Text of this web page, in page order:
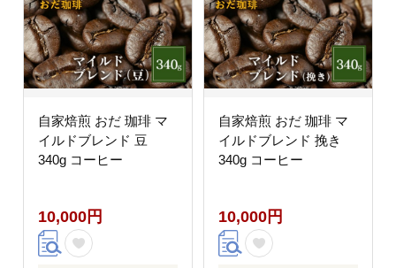
自家焙煎 おだ 珈琲 マ
イルドブレンド 豆
340g コーヒー
10,000円
自家焙煎 おだ 珈琲 マ
イルドブレンド 挽き
340g コーヒー
10,000円